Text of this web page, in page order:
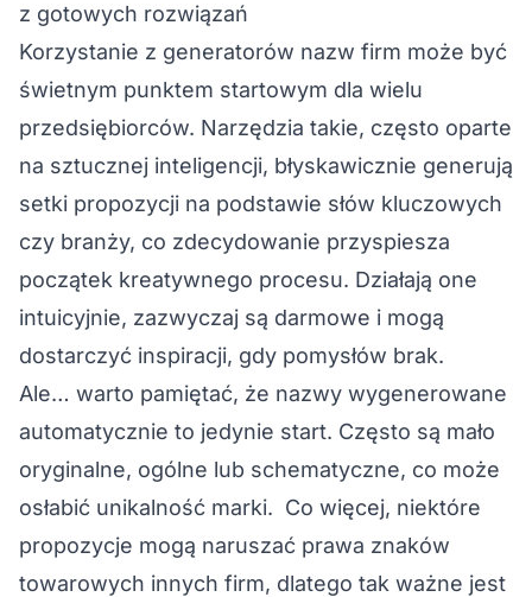
z gotowych rozwiązań
Korzystanie z generatorów nazw firm może być
świetnym punktem startowym dla wielu
przedsiębiorców. Narzędzia takie, często oparte
na sztucznej inteligencji, błyskawicznie generują
setki propozycji na podstawie słów kluczowych
czy branży, co zdecydowanie przyspiesza
początek kreatywnego procesu. Działają one
intuicyjnie, zazwyczaj są darmowe i mogą
dostarczyć inspiracji, gdy pomysłów brak.
Ale… warto pamiętać, że nazwy wygenerowane
automatycznie to jedynie start. Często są mało
oryginalne, ogólne lub schematyczne, co może
osłabić unikalność marki. Co więcej, niektóre
propozycje mogą naruszać prawa znaków
towarowych innych firm, dlatego tak ważne jest